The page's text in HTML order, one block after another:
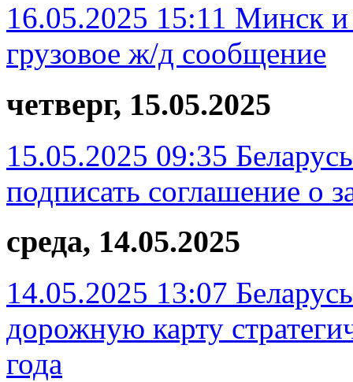
16.05.2025 15:11 Минск и
грузовое ж/д сообщение
четверг, 15.05.2025
15.05.2025 09:35
подписать соглашение о
среда, 14.05.2025
14.05.2025 13:07
дорожную карту
года